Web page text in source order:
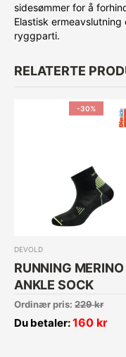
sidesømmer for å
Elastisk
ryggparti.
RELATERTE
-30%
DEVOLD
RUNNING MERINO
ANKLE SOCK
Ordinær pris: 229kr
Du betaler:160 kr